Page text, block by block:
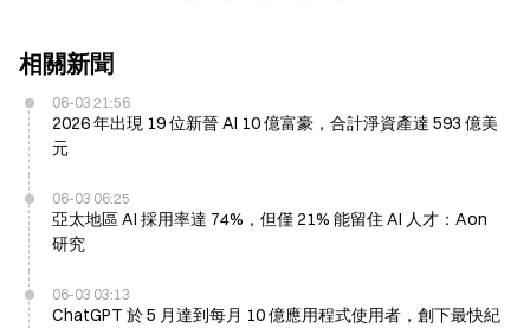
相關新聞
06-03 21:56
2026 年出現 19 位新晉 AI 10 億富豪，合計淨資產達 593 億美
元
06-03 06:25
亞太地區 AI 採用率達 74%，但僅 21% 能留住 AI 人才：Aon
研究
06-03 03:13
ChatGPT 於 5 月達到每月 10 億應用程式使用者，創下最快紀